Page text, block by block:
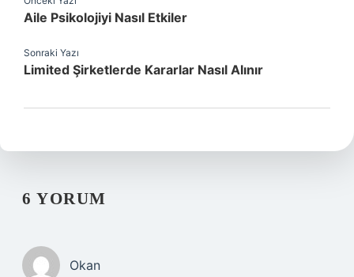
Aile Psikolojiyi Nasıl Etkiler
Sonraki Yazı
Limited Şirketlerde Kararlar Nasıl Alınır
6 YORUM
Okan